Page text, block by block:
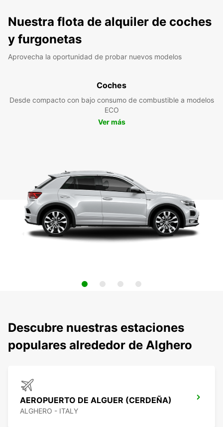
Nuestra flota de alquiler de coches
y furgonetas
Aprovecha la oportunidad de probar nuevos modelos
Coches
Desde compacto con bajo consumo de combustible a modelos
ECO
Ver más
Descubre nuestras estaciones
populares alrededor de Alghero
AEROPUERTO DE ALGUER (CERDEÑA)
ALGHERO - ITALY